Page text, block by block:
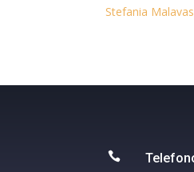
Stefania
